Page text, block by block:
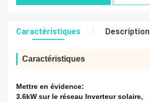
Caractéristiques Description
Caractéristiques
Mettre en évidence:
3.6kW sur le réseau Inverteur solaire,